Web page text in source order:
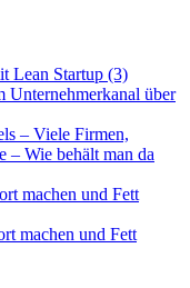
Lean Startup (3)
über
– Viele Firmen,
– Wie behält man da
machen und Fett
machen und Fett